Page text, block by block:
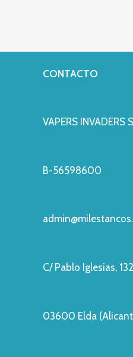
CONTACTO
VAPERS INVADERS
B-56598600
C/ Pablo Iglesias, 132
03600 Elda